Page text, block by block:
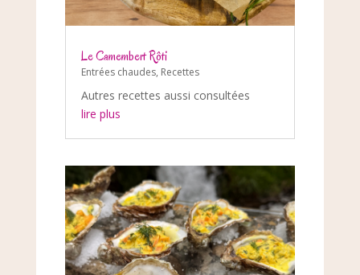
Le Camembert Rôti
Entrées chaudes, Recettes
Autres recettes aussi consultées
lire plus